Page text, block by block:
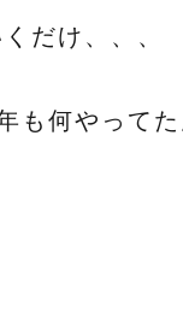
だけ、、、
も何やって